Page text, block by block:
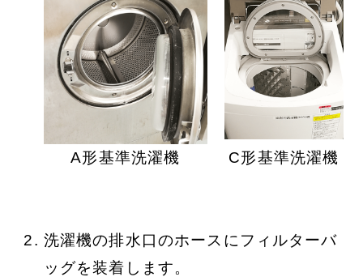
A形基準洗濯機 C形基準洗濯機
洗濯機の排水口のホースにフィルターバ
ッグを装着します。